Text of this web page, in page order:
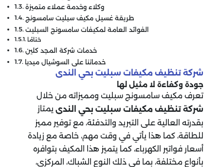
وكلاء وخدمة عملاء متميزة
طريقة غسيل مكيف سبليت سامسونج
الفوائد العامة لمكيفات سامسونج السبليت
ختامًا
خدمات شركة المجد كلين
خدماتنا على السوشيال ميديا
شركة تنظيف مكيفات سبليت بحي الندى
جودة وكفاءة لا مثيل لها
تعرف مكيف سامسونج سبليت ومميزاته من خلال
شركة تنظيف مكيفات سبليت بحي الندى يمتاز
بقدرته العالية على التبريد والتدفئة، مع توفير مميز
للطاقة، كما هذا يأتي في وقت مهم، خاصة مع زيادة
أسعار فواتير الكهرباء، كما يتميز هذا المكيف بتوافره
بأنواع مختلفة، بما في ذلك النوع الشباك، المركزي،